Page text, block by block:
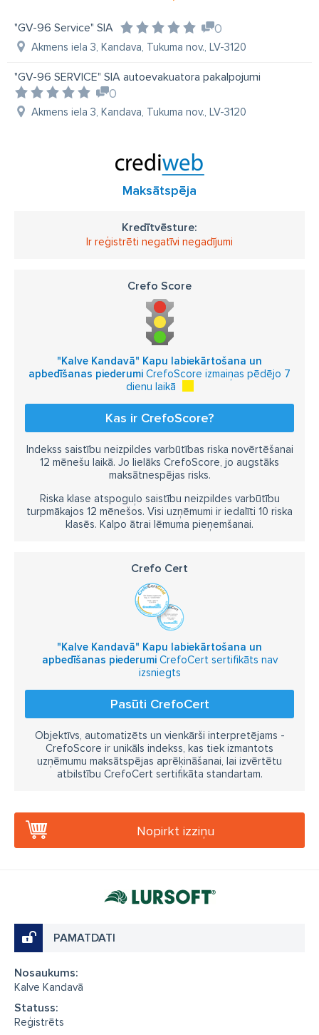
"GV-96 Service" SIA 0
Akmens iela 3, Kandava, Tukuma nov., LV-3120
"GV-96 SERVICE" SIA autoevakuatora pakalpojumi
0
Akmens iela 3, Kandava, Tukuma nov., LV-3120
Maksātspēja
Kredītvēsture:
Ir reģistrēti negatīvi negadījumi
Crefo Score
"Kalve Kandavā" Kapu labiekārtošana un
apbedīšanas piederumi CrefoScore izmaiņas pēdējo 7
dienu laikā
Kas ir CrefoScore?
Indekss saistību neizpildes varbūtības riska novērtēšanai
12 mēnešu laikā. Jo lielāks CrefoScore, jo augstāks
maksātnespējas risks.
Riska klase atspoguļo saistību neizpildes varbūtību
turpmākajos 12 mēnešos. Visi uzņēmumi ir iedalīti 10 riska
klasēs. Kalpo ātrai lēmuma pieņemšanai.
Crefo Cert
"Kalve Kandavā" Kapu labiekārtošana un
apbedīšanas piederumiCrefoCert sertifikāts nav
izsniegts
Pasūti CrefoCert
Objektīvs, automatizēts un vienkārši interpretējams -
CrefoScore ir unikāls indekss, kas tiek izmantots
uzņēmumu maksātspējas aprēķināšanai, lai izvērtētu
atbilstību CrefoCert sertifikāta standartam.
Nopirkt izziņu
PAMATDATI
Nosaukums:
Kalve Kandavā
Statuss:
Reģistrēts